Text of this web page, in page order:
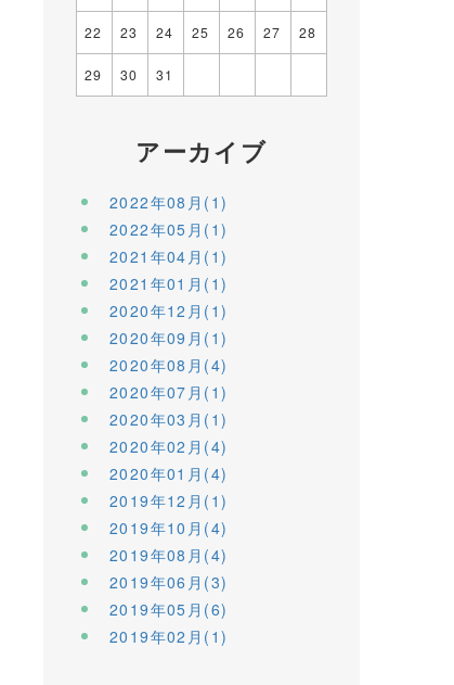
22 23 24 25 26 27 28
29 30 31
アーカイブ
2022年08月(1)
2022年05月(1)
2021年04月(1)
2021年01月(1)
2020年12月(1)
2020年09月(1)
2020年08月(4)
2020年07月(1)
2020年03月(1)
2020年02月(4)
2020年01月(4)
2019年12月(1)
2019年10月(4)
2019年08月(4)
2019年06月(3)
2019年05月(6)
2019年02月(1)